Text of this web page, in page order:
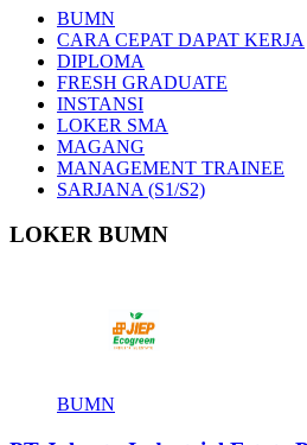
BUMN
CARA CEPAT DAPAT KERJA
DIPLOMA
FRESH GRADUATE
INSTANSI
LOKER SMA
MAGANG
MANAGEMENT TRAINEE
SARJANA (S1/S2)
LOKER BUMN
BUMN